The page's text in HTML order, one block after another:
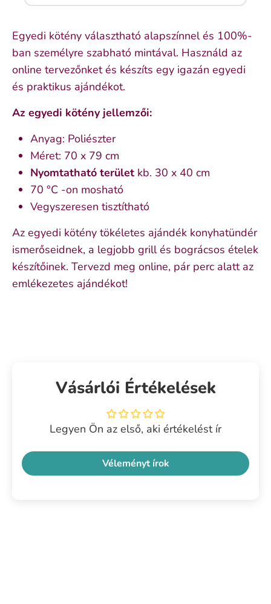
Egyedi kötény választható alapszínnel és 100%-
ban személyre szabható mintával. Használd az
online tervezőnket és készíts egy igazán egyedi
és praktikus ajándékot.
Az egyedi kötény jellemzői:
Anyag: Poliészter
Méret: 70 x 79 cm
Nyomtatható terület kb. 30 x 40 cm
70 °C -on mosható
Vegyszeresen tisztítható
Az egyedi kötény tökéletes ajándék konyhatündér
ismerőseidnek, a legjobb grill és bográcsos ételek
készítőinek. Tervezd meg online, pár perc alatt az
emlékezetes ajándékot!
Vásárlói Értékelések
Legyen Ön az első, aki értékelést ír
Véleményt írok